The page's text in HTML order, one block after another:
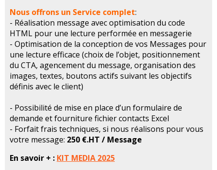
Nous offrons un Service complet:
- Réalisation message avec optimisation du code
HTML pour une lecture performée en messagerie
- Optimisation de la conception de vos Messages pour
une lecture efficace (choix de l’objet, positionnement
du CTA, agencement du message, organisation des
images, textes, boutons actifs suivant les objectifs
définis avec le client)
- Possibilité de mise en place d’un formulaire de
demande et fourniture fichier contacts Excel
- Forfait frais techniques, si nous réalisons pour vous
votre message: 250 €.HT / Message
En savoir + : KIT MEDIA 2025